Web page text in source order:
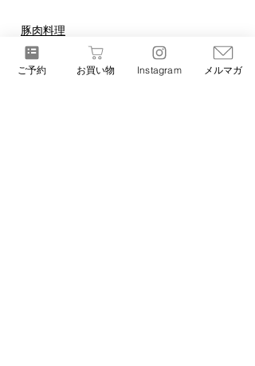
豚肉料理
ご予約 お買い物 Instagram メルマガ